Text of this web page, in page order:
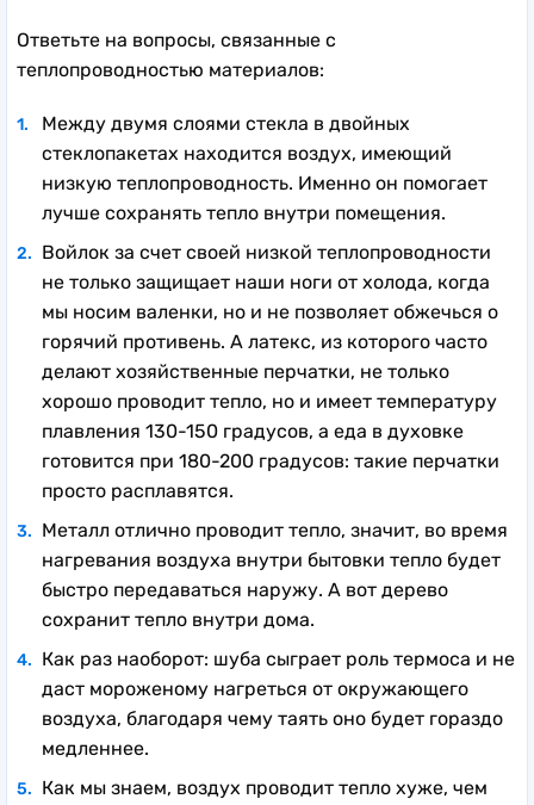
Ответьте на вопросы, связанные с
теплопроводностью материалов:
Между двумя слоями стекла в двойных
стеклопакетах находится воздух, имеющий
низкую теплопроводность. Именно он помогает
лучше сохранять тепло внутри помещения.
Войлок за счет своей низкой теплопроводности
не только защищает наши ноги от холода, когда
мы носим валенки, но и не позволяет обжечься о
горячий противень. А латекс, из которого часто
делают хозяйственные перчатки, не только
хорошо проводит тепло, но и имеет температуру
плавления 130-150 градусов, а еда в духовке
готовится при 180-200 градусов: такие перчатки
просто расплавятся.
Металл отлично проводит тепло, значит, во время
нагревания воздуха внутри бытовки тепло будет
быстро передаваться наружу. А вот дерево
сохранит тепло внутри дома.
Как раз наоборот: шуба сыграет роль термоса и не
даст мороженому нагреться от окружающего
воздуха, благодаря чему таять оно будет гораздо
медленнее.
Как мы знаем, воздух проводит тепло хуже, чем